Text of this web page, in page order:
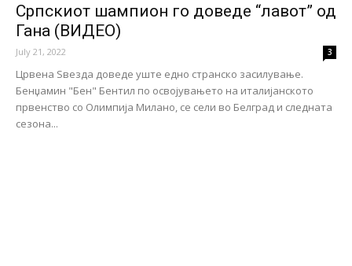
Српскиот шампион го доведе “лавот” од
Гана (ВИДЕО)
July 21, 2022 3
Црвена Ѕвезда доведе уште едно странско засилување.
Бенџамин "Бен" Бентил по освојувањето на италијанското
првенство со Олимпија Милано, се сели во Белград и следната
сезона...